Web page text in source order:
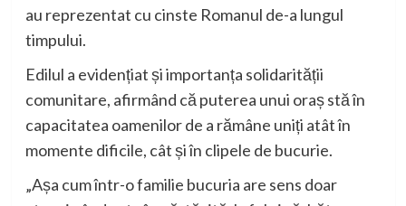
au reprezentat cu cinste Romanul de-a lungul
timpului.
Edilul a evidențiat și importanța solidarității
comunitare, afirmând că puterea unui oraș stă în
capacitatea oamenilor de a rămâne uniți atât în
momente dificile, cât și în clipele de bucurie.
„Așa cum într-o familie bucuria are sens doar